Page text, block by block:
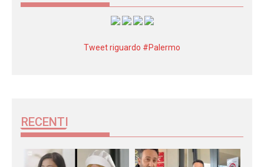
Tweet riguardo #Palermo
RECENTI